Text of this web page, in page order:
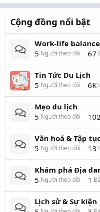
Cộng đồng nổi bật
Work-life balance
5 Người theo dõi 67
Tin Tức Du Lịch
5 Người theo dõi 6K
Mẹo du lịch
5 Người theo dõi 102
Văn hoá & Tập tục
5 Người theo dõi 13
Khám phá Địa
5 Người theo dõi 1
Lịch sử & Sự kiện